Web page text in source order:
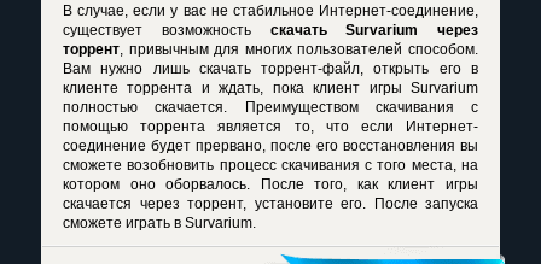
В случае, если у вас не стабильное Интернет-соединение,
существует возможность скачать Survarium через
торрент, привычным для многих пользователей способом.
Вам нужно лишь скачать торрент-файл, открыть его в
клиенте торрента и ждать, пока клиент игры Survarium
полностью скачается. Преимуществом скачивания с
помощью торрента является то, что если Интернет-
соединение будет прервано, после его восстановления вы
сможете возобновить процесс скачивания с того места, на
котором оно оборвалось. После того, как клиент игры
скачается через торрент, установите его. После запуска
сможете играть в Survarium.